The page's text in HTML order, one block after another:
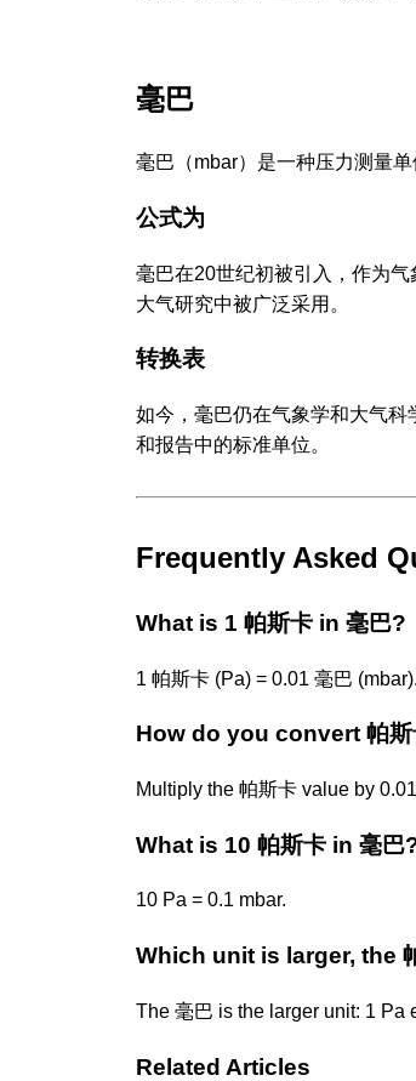
毫巴
毫巴（mbar）是一种压力测量
公式为
毫巴在20世纪初被引入，作为
大气研究中被广泛采用。
转换表
如今，毫巴仍在气象学和大气
和报告中的标准单位。
Frequently Asked
What is 1 帕斯卡 in 毫巴?
1 帕斯卡 (Pa) = 0.01 毫巴 (mbar).
How do you convert 帕斯
Multiply the 帕斯卡 value by
What is 10 帕斯卡 in 毫巴
10 Pa = 0.1 mbar.
Which unit is larger, the
The 毫巴 is the larger unit: 1 Pa
Related Articles